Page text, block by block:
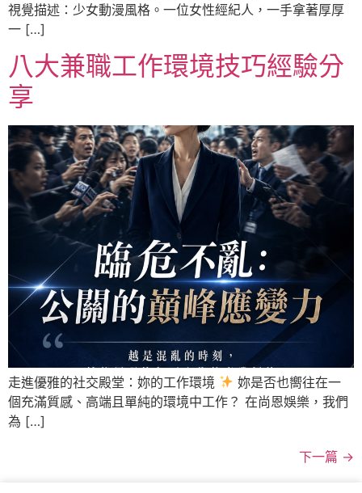
視覺描述：少女動漫風格。一位女性經紀人，一手拿著厚厚
一 […]
八大兼職工作環境技巧經驗分
享
走進優雅的社交殿堂：妳的工作環境
妳是否也嚮往在一
個充滿質感、高端且單純的環境中工作？ 在尚恩娛樂，我們
為 […]
下一篇 →